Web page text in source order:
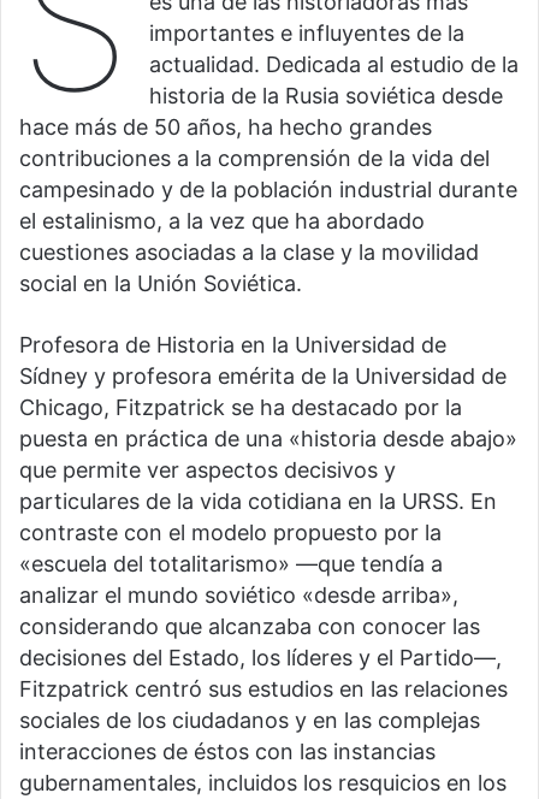
importantes e influyentes de la
actualidad. Dedicada al estudio de la
historia de la Rusia soviética desde
hace más de 50 años, ha hecho grandes
contribuciones a la comprensión de la vida del
campesinado y de la población industrial durante
el estalinismo, a la vez que ha abordado
cuestiones asociadas a la clase y la movilidad
social en la Unión Soviética.
Profesora de Historia en la Universidad de
Sídney y profesora emérita de la Universidad de
Chicago, Fitzpatrick se ha destacado por la
puesta en práctica de una «historia desde abajo»
que permite ver aspectos decisivos y
particulares de la vida cotidiana en la URSS. En
contraste con el modelo propuesto por la
«escuela del totalitarismo» —que tendía a
analizar el mundo soviético «desde arriba»,
considerando que alcanzaba con conocer las
decisiones del Estado, los líderes y el Partido—,
Fitzpatrick centró sus estudios en las relaciones
sociales de los ciudadanos y en las complejas
interacciones de éstos con las instancias
gubernamentales, incluidos los resquicios en los